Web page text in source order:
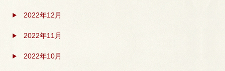
2022年12月
2022年11月
2022年10月